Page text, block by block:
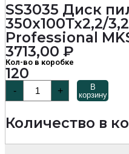
SS3035 Диск
350х100Тх2,2/
Professional
3713,00 ₽
Кол-во в коробке
120
-
товара
SS3035
пильный
дереву
+
В
корзину
Количество в